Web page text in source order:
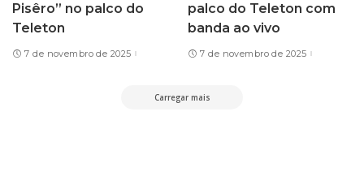
Pisêro” no palco do
Teleton
7 de novembro de 2025
palco do Teleton com
banda ao vivo
7 de novembro de 2025
Carregar mais